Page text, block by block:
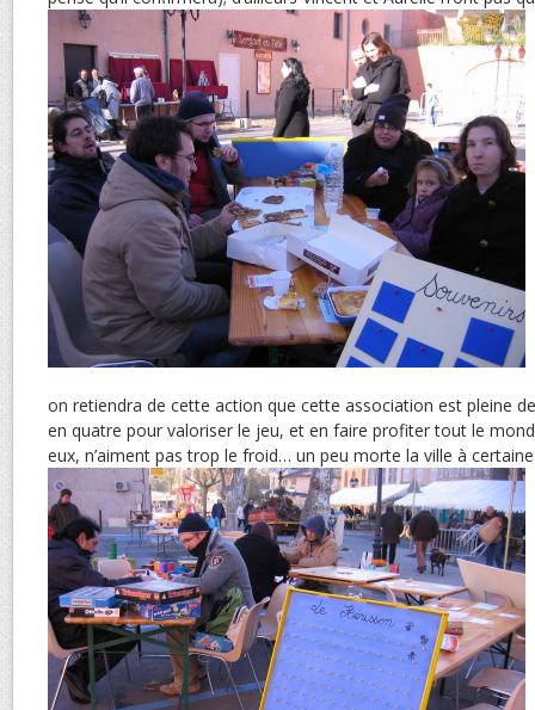
on retiendra de cette action que cette association est pleine
en quatre pour valoriser le jeu, et en faire profiter tout le
eux, n’aiment pas trop le froid… un peu morte la ville à